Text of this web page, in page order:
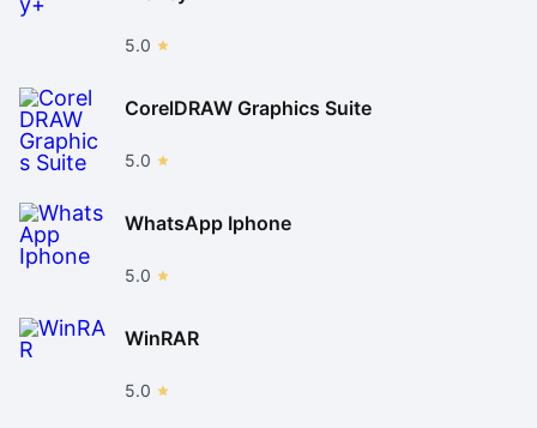
5.0
CorelDRAW Graphics Suite
5.0
WhatsApp Iphone
5.0
WinRAR
5.0